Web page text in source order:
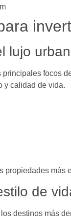
lujo
focos
y calidad de vida.
propiedades más
de
destinos más